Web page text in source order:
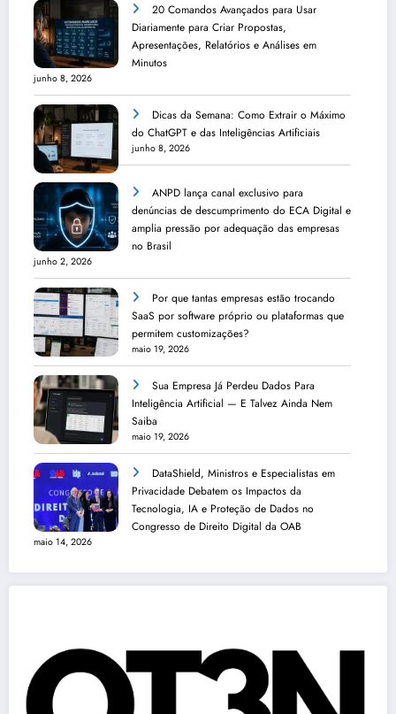
20 Comandos Avançados para Usar
Diariamente para Criar Propostas,
Apresentações, Relatórios e Análises em
Minutos
junho 8, 2026
Dicas da Semana: Como Extrair o Máximo
do ChatGPT e das Inteligências Artificiais
junho 8, 2026
ANPD lança canal exclusivo para
denúncias de descumprimento do ECA Digital e
amplia pressão por adequação das empresas
no Brasil
junho 2, 2026
Por que tantas empresas estão trocando
SaaS por software próprio ou plataformas que
permitem customizações?
maio 19, 2026
Sua Empresa Já Perdeu Dados Para
Inteligência Artificial — E Talvez Ainda Nem
Saiba
maio 19, 2026
DataShield, Ministros e Especialistas em
Privacidade Debatem os Impactos da
Tecnologia, IA e Proteção de Dados no
Congresso de Direito Digital da OAB
maio 14, 2026